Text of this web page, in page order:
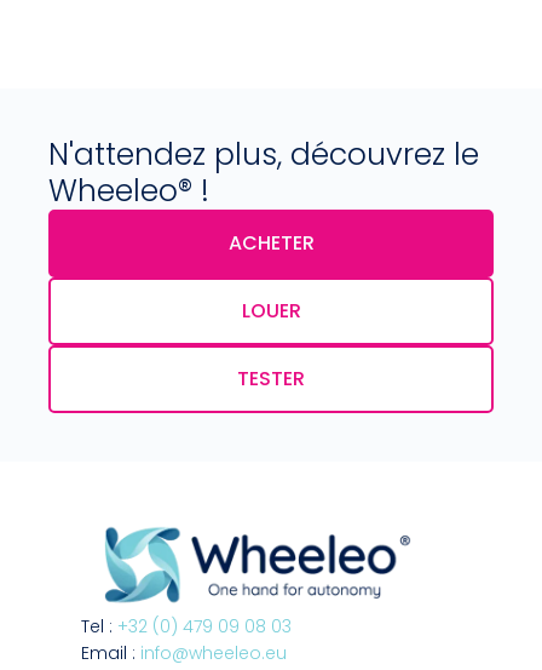
N'attendez plus, découvrez le
Wheeleo® !
ACHETER
LOUER
TESTER
Tel : +32 (0) 479 09 08 03
Email : info@wheeleo.eu